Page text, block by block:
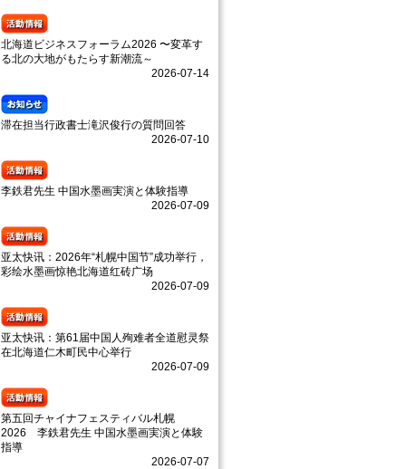
北海道ビジネスフォーラム2026 〜変革す
る北の大地がもたらす新潮流～
2026-07-14
滞在担当行政書士滝沢俊行の質問回答
2026-07-10
李鉄君先生 中国水墨画実演と体験指導
2026-07-09
亚太快讯：2026年“札幌中国节”成功举行，
彩绘水墨画惊艳北海道红砖广场
2026-07-09
亚太快讯：第61届中国人殉难者全道慰灵祭
在北海道仁木町民中心举行
2026-07-09
第五回チャイナフェスティバル札幌
2026 李鉄君先生 中国水墨画実演と体験
指導
2026-07-07